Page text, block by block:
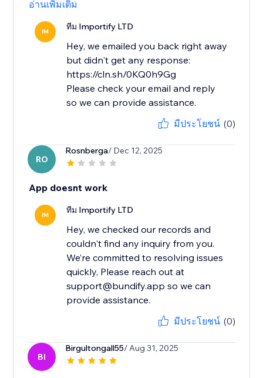
อ่านเพิ่มเติม
IM ทีม Importify LTD
Hey, we emailed you back right away
but didn't get any response:
https://cln.sh/0KQ0h9Gg
Please check your email and reply
so we can provide assistance.
มีประโยชน์ (0)
RO
Rosnberga/ Dec 12, 2025
App doesnt work
IM ทีม Importify LTD
Hey, we checked our records and
couldn't find any inquiry from you.
We’re committed to resolving issues
quickly, Please reach out at
support@bundify.app so we can
provide assistance.
มีประโยชน์ (0)
BI
Birgultongall55/ Aug 31, 2025